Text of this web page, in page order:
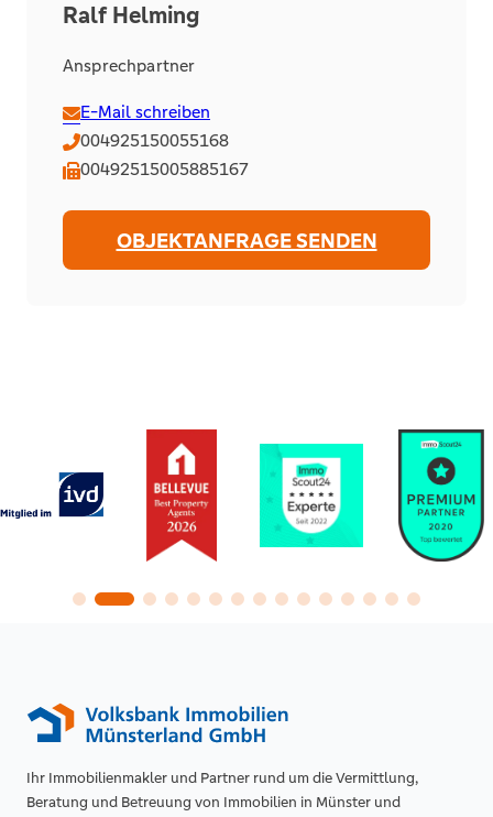
Ralf Helming
Ansprechpartner
E-Mail schreiben
004925150055168
00492515005885167
OBJEKTANFRAGE SENDEN
Ihr Immobilienmakler und Partner rund um die Vermittlung,
Beratung und Betreuung von Immobilien in Münster und